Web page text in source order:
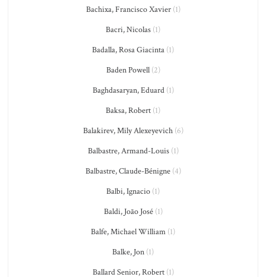
Bachixa, Francisco Xavier(1)
Bacri, Nicolas (1)
Badalla, Rosa Giacinta (1)
Baden Powell(2)
Baghdasaryan, Eduard(1)
Baksa, Robert (1)
Balakirev, Mily Alexeyevich(6)
Balbastre, Armand-Louis(1)
Balbastre, Claude-Bénigne(4)
Balbi, Ignacio (1)
Baldi, João José(1)
Balfe, Michael William (1)
Balke, Jon (1)
Ballard Senior, Robert(1)